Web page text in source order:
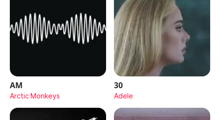
AM
Arctic Monkeys
30
Adele